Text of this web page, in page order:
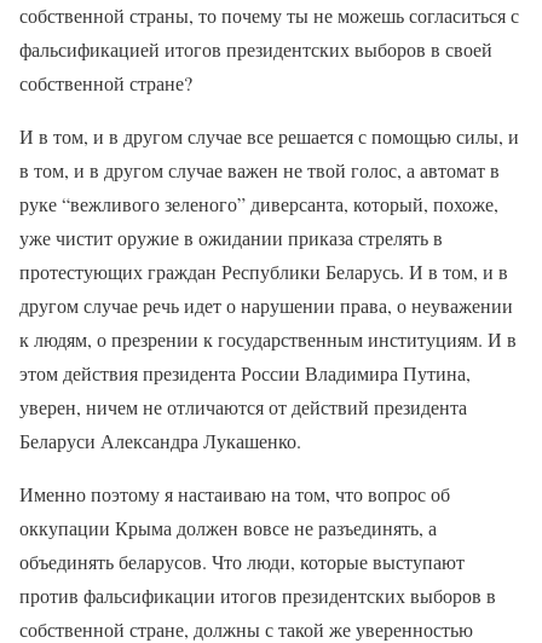
собственной страны, то почему ты не можешь согласиться с
фальсификацией итогов президентских выборов в своей
собственной стране?
И в том, и в другом случае все решается с помощью силы, и
в том, и в другом случае важен не твой голос, а автомат в
руке “вежливого зеленого” диверсанта, который, похоже,
уже чистит оружие в ожидании приказа стрелять в
протестующих граждан Республики Беларусь. И в том, и в
другом случае речь идет о нарушении права, о неуважении
к людям, о презрении к государственным институциям. И в
этом действия президента России Владимира Путина,
уверен, ничем не отличаются от действий президента
Беларуси Александра Лукашенко.
Именно поэтому я настаиваю на том, что вопрос об
оккупации Крыма должен вовсе не разъединять, а
объединять беларусов. Что люди, которые выступают
против фальсификации итогов президентских выборов в
собственной стране, должны с такой же уверенностью